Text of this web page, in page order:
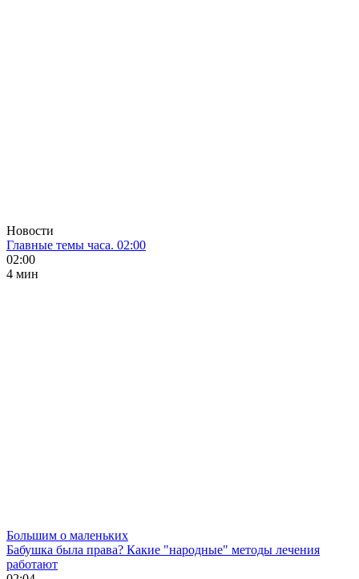
Новости
Главные темы часа. 02:00
02:00
4 мин
Большим о маленьких
Бабушка была права? Какие "народные" методы лечения
работают